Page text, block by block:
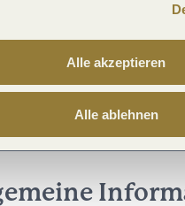
Alle akzeptieren
Alle ablehnen